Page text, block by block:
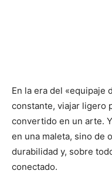
En la era del «equipaje
constante, viajar ligero
convertido en un arte.
en una maleta, sino de
durabilidad y, sobre
conectado.